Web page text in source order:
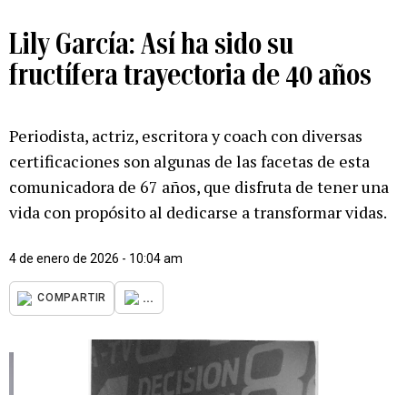
Lily García: Así ha sido su
fructífera trayectoria de 40 años
Periodista, actriz, escritora y coach con diversas
certificaciones son algunas de las facetas de esta
comunicadora de 67 años, que disfruta de tener una
vida con propósito al dedicarse a transformar vidas.
4 de enero de 2026 - 10:04 am
COMPARTIR ...